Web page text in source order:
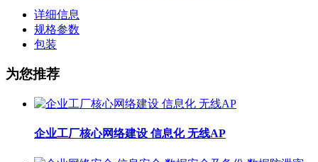
详细信息
规格参数
包装
为您推荐
企业工厂核心网络建设 信息化 无线AP